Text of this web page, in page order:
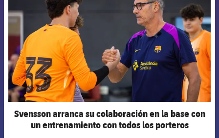
Svensson arranca su colaboración en la base con
un entrenamiento con todos los porteros